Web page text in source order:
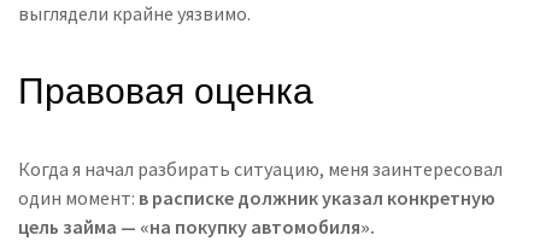
выглядели крайне уязвимо.
Правовая оценка
Когда я начал разбирать ситуацию, меня заинтересовал
один момент: в расписке должник указал конкретную
цель займа — «на покупку автомобиля».